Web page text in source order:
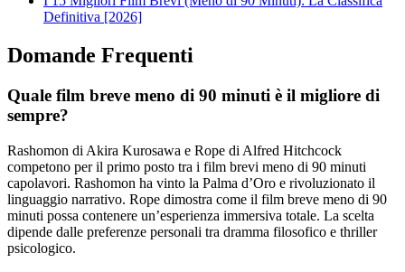
Definitiva [2026]
Domande Frequenti
Quale film breve meno di 90 minuti è il migliore di
sempre?
Rashomon di Akira Kurosawa e Rope di Alfred Hitchcock
competono per il primo posto tra i film brevi meno di 90 minuti
capolavori. Rashomon ha vinto la Palma d’Oro e rivoluzionato il
linguaggio narrativo. Rope dimostra come il film breve meno di 90
minuti possa contenere un’esperienza immersiva totale. La scelta
dipende dalle preferenze personali tra dramma filosofico e thriller
psicologico.